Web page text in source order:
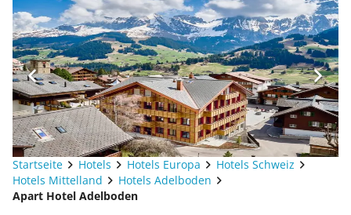
Startseite Hotels Hotels Europa
Hotels Schweiz
Hotels Mittelland
Hotels Adelboden
Apart Hotel Adelboden